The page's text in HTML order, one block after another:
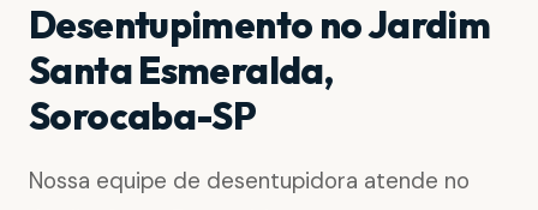
Desentupimento no Jardim
Santa Esmeralda,
Sorocaba-SP
Nossa equipe de desentupidora atende no